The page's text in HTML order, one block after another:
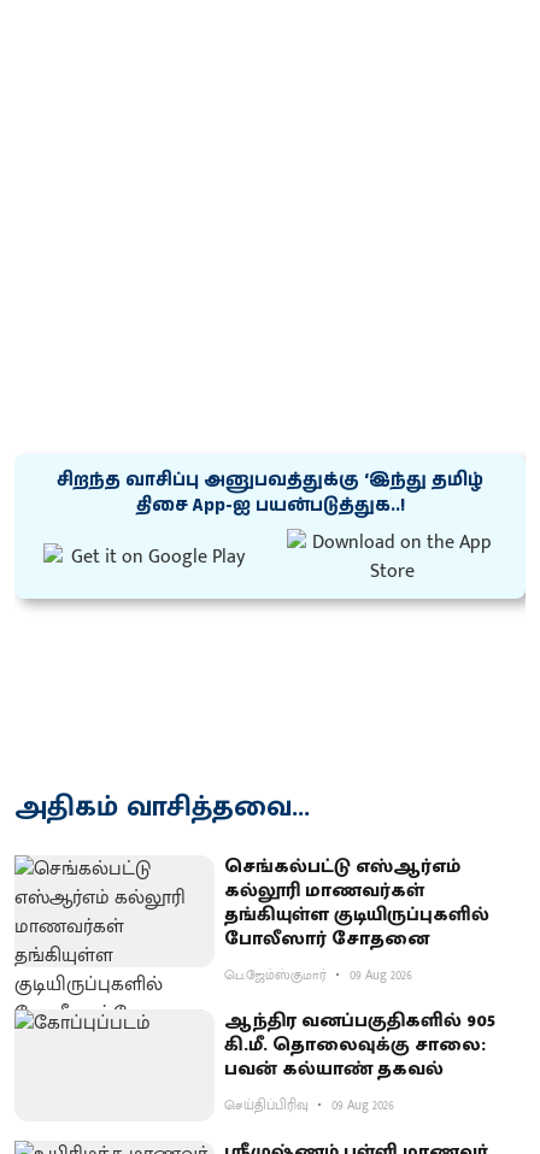
சிறந்த வாசிப்பு அனுபவத்துக்கு ‘இந்து தமிழ்
திசை App-ஐ பயன்படுத்துக..!
அதிகம் வாசித்தவை...
செங்கல்பட்டு எஸ்ஆர்எம்
கல்லூரி மாணவர்கள்
தங்கியுள்ள குடியிருப்புகளில்
போலீஸார் சோதனை
பெ.ஜேம்ஸ்குமார் 09 Aug 2026
ஆந்திர வனப்பகுதிகளில் 905
கி.மீ. தொலைவுக்கு சாலை:
பவன் கல்யாண் தகவல்
செய்திப்பிரிவு 09 Aug 2026